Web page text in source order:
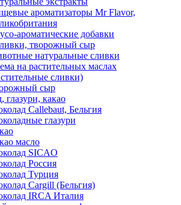
ароматизаторы Mr Flavor,
ароматические добавки
творожный сыр
натуральные сливки
на растительных маслах
сливки)
сыр
глазури, какао
Callebaut, Бельгия
глазури
масло
SICAO
Россия
Турция
Cargill (Бельгия)
IRCA Италия